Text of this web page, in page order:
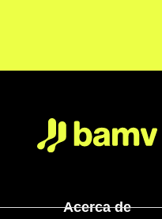
Acerca de